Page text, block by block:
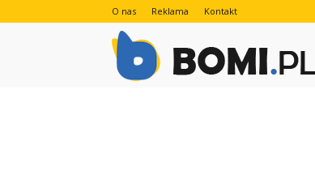
O nas Reklama Kontakt